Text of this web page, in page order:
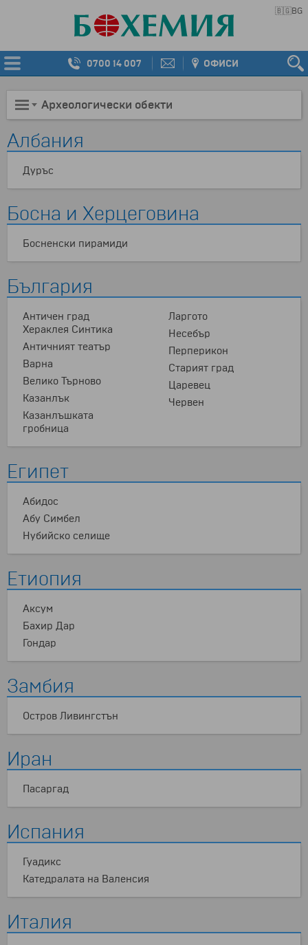
🇧🇬BG
0700 14 007 ОФИСИ
Археологически обекти
Албания
Дуръс
Босна и Херцеговина
Босненски пирамиди
България
Античен град
Хераклея Синтика
Античният театър
Варна
Велико Търново
Казанлък
Казанлъшката
гробница
Ларгото
Несебър
Перперикон
Старият град
Царевец
Червен
Египет
Абидос
Абу Симбел
Нубийско селище
Етиопия
Аксум
Бахир Дар
Гондар
Замбия
Остров Ливингстън
Иран
Пасаргад
Испания
Гуадикс
Катедралата на Валенсия
Италия